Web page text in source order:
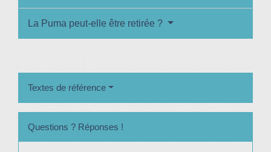
La Puma peut-elle être retirée ?
Textes de référence
Questions ? Réponses !